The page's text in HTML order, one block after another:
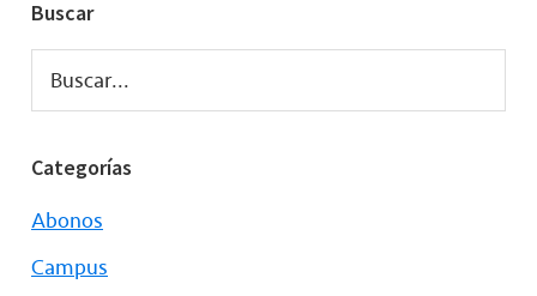
Buscar
Buscar...
Categorías
Abonos
Campus